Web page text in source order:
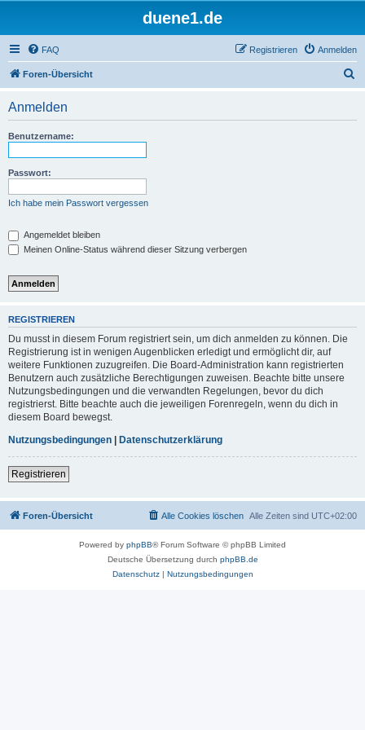
duene1.de
FAQ Anmelden
Registrieren
Foren-Übersicht
Anmelden
Benutzername:
Passwort:
Ich habe mein Passwort vergessen
Angemeldet bleiben
Meinen Online-Status während dieser Sitzung verbergen
REGISTRIEREN
Du musst in diesem Forum registriert sein, um dich anmelden zu können. Die
Registrierung ist in wenigen Augenblicken erledigt und ermöglicht dir, auf
weitere Funktionen zuzugreifen. Die Board-Administration kann registrierten
Benutzern auch zusätzliche Berechtigungen zuweisen. Beachte bitte unsere
Nutzungsbedingungen und die verwandten Regelungen, bevor du dich
registrierst. Bitte beachte auch die jeweiligen Forenregeln, wenn du dich in
diesem Board bewegst.
Nutzungsbedingungen | Datenschutzerklärung
Registrieren
Foren-Übersicht Alle Zeiten sind UTC+02:00
Alle Cookies löschen
Powered by phpBB® Forum Software © phpBB Limited
Deutsche Übersetzung durch phpBB.de
Datenschutz| Nutzungsbedingungen